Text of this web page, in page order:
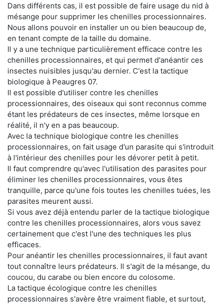
Dans différents cas, il est possible de faire usage du nid à
mésange pour supprimer les chenilles processionnaires.
Nous allons pouvoir en installer un ou bien beaucoup de,
en tenant compte de la taille du domaine.
Il y a une technique particulièrement efficace contre les
chenilles processionnaires, et qui permet d'anéantir ces
insectes nuisibles jusqu'au dernier. C'est la tactique
biologique à Peaugres 07.
Il est possible d'utiliser contre les chenilles
processionnaires, des oiseaux qui sont reconnus comme
étant les prédateurs de ces insectes, même lorsque en
réalité, il n'y en a pas beaucoup.
Avec la technique biologique contre les chenilles
processionnaires, on fait usage d'un parasite qui s'introduit
à l'intérieur des chenilles pour les dévorer petit à petit.
Il faut comprendre qu'avec l'utilisation des parasites pour
éliminer les chenilles processionnaires, vous êtes
tranquille, parce qu'une fois toutes les chenilles tuées, les
parasites meurent aussi.
Si vous avez déjà entendu parler de la tactique biologique
contre les chenilles processionnaires, alors vous savez
certainement que c'est l'une des techniques les plus
efficaces.
Pour anéantir les chenilles processionnaires, il faut avant
tout connaître leurs prédateurs. Il s'agit de la mésange, du
coucou, du carabe ou bien encore du colosome.
La tactique écologique contre les chenilles
processionnaires s'avère être vraiment fiable, et surtout,